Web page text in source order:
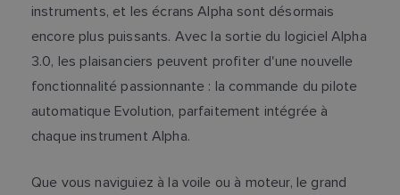
instruments, et les écrans Alpha sont désormais
encore plus puissants. Avec la sortie du logiciel Alpha
3.0, les plaisanciers peuvent profiter d'une nouvelle
fonctionnalité passionnante : la commande du pilote
automatique Evolution, parfaitement intégrée à
chaque instrument Alpha.
Que vous naviguiez à la voile ou à moteur, le grand